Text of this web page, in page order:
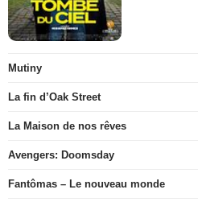
Mutiny
La fin d’Oak Street
La Maison de nos rêves
Avengers: Doomsday
Fantômas – Le nouveau monde